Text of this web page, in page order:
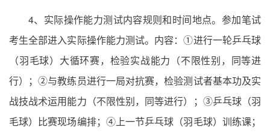
4、实际操作能力测试内容规则和时间地点。参加笔试
考生全部进入实际操作能力测试。内容：①进行一轮乒乓球
（羽毛球）大循环赛，检验实战能力（不限性别，同等进
行）；②与教练员进行一局对抗赛，检验测试者基本功及实
战技战术运用能力（不限性别，同等进行）；③乒乓球（羽
毛球）比赛现场编排；④上一节乒乓球（羽毛球）训练课；